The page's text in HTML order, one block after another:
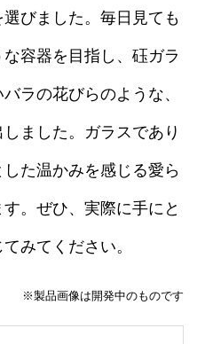
びました。毎日見ても
容器を目指し、砡ガラ
ラの花びらのような、
ました。ガラスであり
た温かみを感じる愛ら
。ぜひ、実際に手にと
みてください。
※製品画像は開発中のものです